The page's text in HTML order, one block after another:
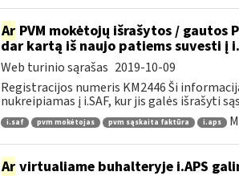
ArPVM mokėtojų išrašytos / gautos
dar kartą iš naujo patiems suvesti į
Web turinio sąrašas 2019-10-09
Registracijos numeris KM2446 Ši
nukreipiamas į i.SAF, kur jis galės išrašyti
i.saf pvm mokėtojas pvm sąskaita faktūra i.aps
Arvirtualiame buhalteryje i.APS